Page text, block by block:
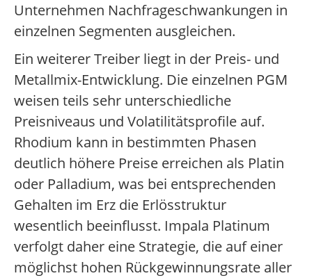
Unternehmen Nachfrageschwankungen in
einzelnen Segmenten ausgleichen.
Ein weiterer Treiber liegt in der Preis- und
Metallmix-Entwicklung. Die einzelnen PGM
weisen teils sehr unterschiedliche
Preisniveaus und Volatilitätsprofile auf.
Rhodium kann in bestimmten Phasen
deutlich höhere Preise erreichen als Platin
oder Palladium, was bei entsprechenden
Gehalten im Erz die Erlösstruktur
wesentlich beeinflusst. Impala Platinum
verfolgt daher eine Strategie, die auf einer
möglichst hohen Rückgewinnungsrate aller